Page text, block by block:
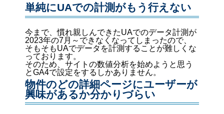
単純にUAでの計測がもう行えない
今まで、慣れ親しんできたUAでのデータ計測が
2023年の7月～できなくなってしまったので、
そもそもUAでデータを計測することが難しくな
っております。
そのため、サイトの数値分析を始めようと思う
とGA4で設定をするしかありません。
物件のどの詳細ページにユーザーが
興味があるか分かりづらい